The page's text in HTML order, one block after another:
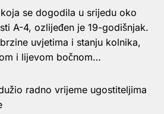
se dogodila u srijedu oko
A-4, ozlijeđen je 19-godišnjak.
uvjetima i stanju kolnika,
i lijevom bočnom…